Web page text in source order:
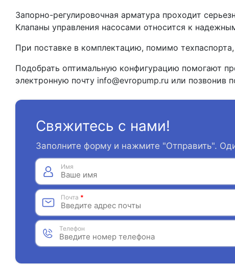
Запорно-регулировочная арматура проходит
Клапаны управления насосами относится к
При поставке в комплектацию, помимо
Подобрать оптимальную конфигурацию помогают
электронную почту info@evropump.ru или позвонив
Свяжитесь с нами!
Заполните форму и нажмите "Отправить".
Имя
Почта *
Телефон